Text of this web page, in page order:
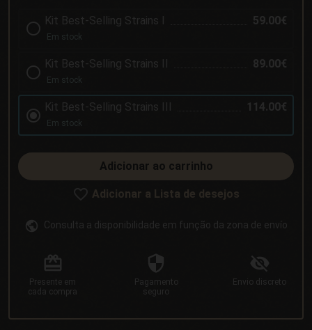
Kit Best-Selling Strains I 59.00€
Em stock
Kit Best-Selling Strains II 89.00€
Em stock
Kit Best-Selling Strains III 114.00€
Em stock
Adicionar ao carrinho
Adicionar a Lista de desejos
Consulta a disponibilidade em função da zona de envío
Presente em
cada compra
Pagamento
seguro
Envio discreto